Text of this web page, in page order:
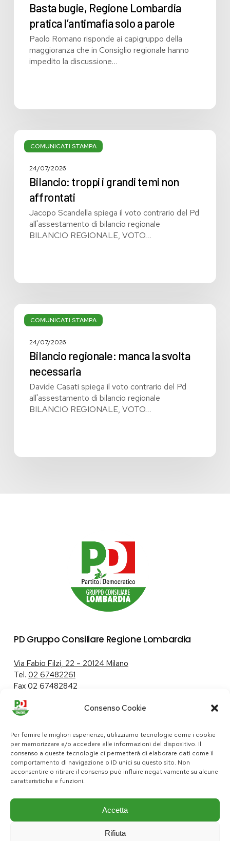
Consenso Cookie
Per fornire le migliori esperienze, utilizziamo tecnologie come i cookie
per memorizzare e/o accedere alle informazioni del dispositivo. Il
consenso a queste tecnologie ci permetterà di elaborare dati come il
comportamento di navigazione o ID unici su questo sito. Non
acconsentire o ritirare il consenso può influire negativamente su alcune
caratteristiche e funzioni.
Accetta
Rifiuta
Basta bugie, Regione Lombardia
pratica l’antimafia solo a parole
Paolo Romano risponde ai capigruppo della
maggioranza che in Consiglio regionale hanno
impedito la discussione…
COMUNICATI STAMPA
Bilancio:
troppi
grandi
affrontati
24/07/2026
Bilancio: troppi i grandi temi non
affrontati
Jacopo Scandella spiega il voto contrario del Pd
all'assestamento di bilancio regionale
BILANCIO REGIONALE, VOTO…
COMUNICATI STAMPA
Bilancio
regionale:
svolta
24/07/2026
Bilancio regionale: manca la svolta
necessaria
Davide Casati spiega il voto contrario del Pd
all'assestamento di bilancio regionale
BILANCIO REGIONALE, VOTO…
PD Gruppo Consiliare Regione Lombardia
Via Fabio Filzi, 22 – 20124 Milano
Tel. 02 67482261
Fax 02 67482842
Tutela dei dati personali|Politica sui cookie
pd@consiglio.regione.lombardia.it
ufficiostampa.pd@consiglio.regione.lombardia.it
Pagine Facebook Gruppo Consiliare PD LombardiaPagina Messenger Gruppo Consiliare PD LombardiaPagina Instagram Gruppo PD LombardiaPagina Youtube Gruppo PD Lombardia